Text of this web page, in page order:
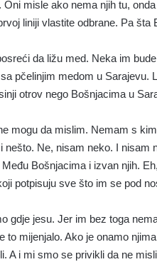
Oni misle ako nema njih tu,
liniji vlastite odbrane. Pa
da ližu med. Neka im
pčelinjim medom u
otrov nego Bošnjacima u
mogu da mislim. Nemam s
nešto. Ne, nisam neko. I
Bošnjacima i izvan njih.
potpisuju sve što im se pod
gdje jesu. Jer im bez toga
to mijenjalo. Ako je onamo
A i mi smo se privikli da ne